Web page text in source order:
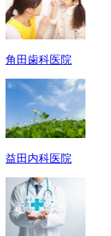
角田歯科医院
益田内科医院